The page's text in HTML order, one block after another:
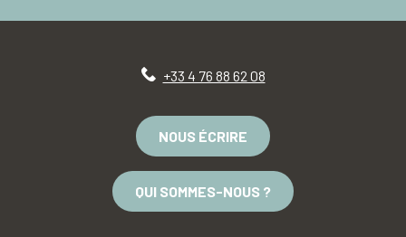
+33 4 76 88 62 08
NOUS ÉCRIRE
QUI SOMMES-NOUS ?